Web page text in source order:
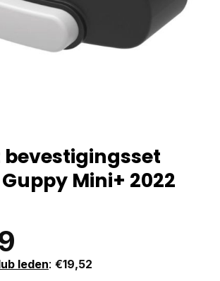
bevestigingsset
Mini+ 2022
leden: €19,52